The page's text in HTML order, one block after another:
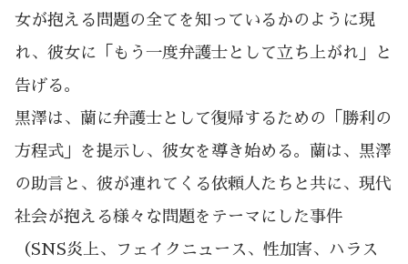
女が抱える問題の全てを知っているかのように現
れ、彼女に「もう一度弁護士として立ち上がれ」と
告げる。
黒澤は、蘭に弁護士として復帰するための「勝利の
方程式」を提示し、彼女を導き始める。蘭は、黒澤
の助言と、彼が連れてくる依頼人たちと共に、現代
社会が抱える様々な問題をテーマにした事件
（SNS炎上、フェイクニュース、性加害、ハラス